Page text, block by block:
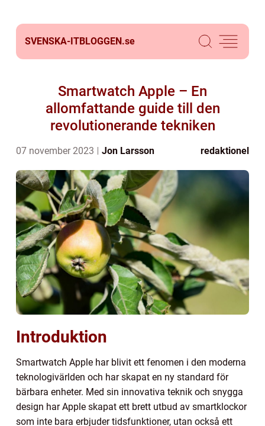
SVENSKA-ITBLOGGEN.se
Smartwatch Apple – En
allomfattande guide till den
revolutionerande tekniken
07 november 2023 Jon Larsson redaktionel
Introduktion
Smartwatch Apple har blivit ett fenomen i den moderna
teknologivärlden och har skapat en ny standard för
bärbara enheter. Med sin innovativa teknik och snygga
design har Apple skapat ett brett utbud av smartklockor
som inte bara erbjuder tidsfunktioner, utan också ett